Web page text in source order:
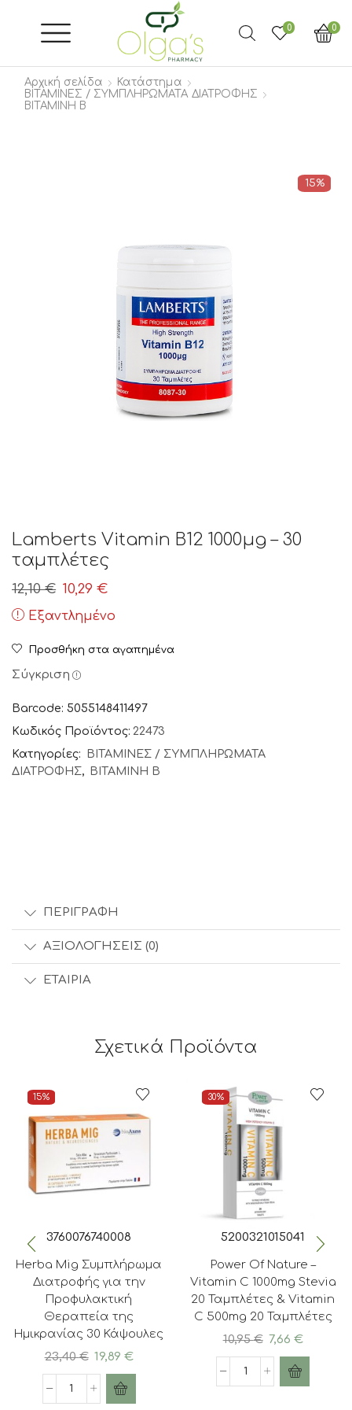
0 0
Αρχική σελίδα
Κατάστημα
ΒΙΤΑΜΙΝΕΣ / ΣΥΜΠΛΗΡΩΜΑΤΑ ΔΙΑΤΡΟΦΗΣ
ΒΙΤΑΜΙΝΗ Β
15%
Lamberts Vitamin B12 1000μg – 30
ταμπλέτες
12,10€ Original
price
12,10 €.
10,29€Η
τρέχουσα
είναι:
Εξαντλημένο
Προσθήκη στα αγαπημένα
Σύγκριση
Barcode: 5055148411497
Κωδικός Προϊόντος: 22473
Κατηγορίες:
ΒΙΤΑΜΙΝΕΣ / ΣΥΜΠΛΗΡΩΜΑΤΑ
ΔΙΑΤΡΟΦΗΣ, ΒΙΤΑΜΙΝΗ Β
ΠΕΡΙΓΡΑΦΉ
ΑΞΙΟΛΟΓΉΣΕΙΣ (0)
ΕΤΑΙΡΊΑ
Σχετικά Προϊόντα
15%
3760076740008
Herba Mig Συμπλήρωμα
Διατροφής για την
Προφυλακτική
Θεραπεία της
Ημικρανίας 30 Κάψουλες
23,40€ Original
price
was:
19,89 €Η
τρέχουσα
Herba
30%
5200321015041
Power Of Nature –
Vitamin C 1000mg Stevia
20 Ταμπλέτες & Vitamin
C 500mg 20 Ταμπλέτες
10,95€ Original
price
was:
10,95 €.
7,66 €Η
είναι:
Power